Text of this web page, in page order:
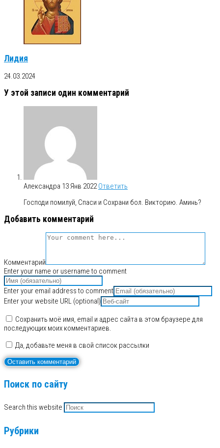
Лидия
24.03.2024
У этой записи один комментарий
Александра 13 Янв 2022 Ответить
Господи помилуй, Спаси и Сохрани бол. Викторию. Аминь?
Добавить комментарий
Комментарий
Enter your name or username to comment
Enter your email address to comment
Enter your website URL (optional)
Сохранить моё имя, email и адрес сайта в этом браузере для
последующих моих комментариев.
Да, добавьте меня в свой список рассылки
Поиск по сайту
Search this website
Рубрики